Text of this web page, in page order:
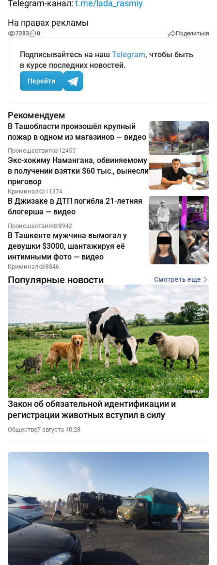
Telegram-канал: t.me/lada_rasmiy
На правах рекламы
7283 0 Поделиться
Подписывайтесь на наш Telegram, чтобы быть
в курсе последних новостей.
Перейти
Рекомендуем
В Ташобласти произошёл крупный
пожар в одном из магазинов — видео
Происшествия 12455
Экс-хокиму Намангана, обвиняемому
в получении взятки $60 тыс., вынесли
приговор
Криминал 11374
В Джизаке в ДТП погибла 21-летняя
блогерша — видео
Происшествия 8942
В Ташкенте мужчина вымогал у
девушки $3000, шантажируя её
интимными фото — видео
Криминал 8846
Популярные новости Смотреть еще
Закон об обязательной идентификации и
регистрации животных вступил в силу
Общество7 августа 10:28